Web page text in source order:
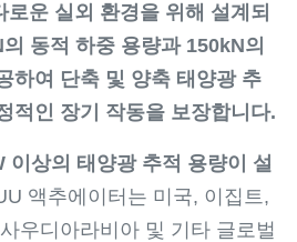
운 실외 환경을 위해 설계되
동적 하중 용량과 150kN의
하여 단축 및 양축 태양광 추
적인 장기 작동을 보장합니다.
이상의 태양광 추적 용량이 설
액추에이터는 미국, 이집트,
우디아라비아 및 기타 글로벌